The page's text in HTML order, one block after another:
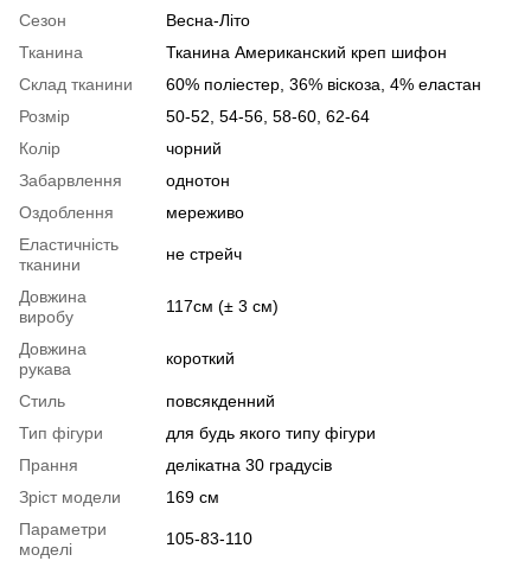
Сезон
Весна-Літо
Тканина
Тканина Американский креп шифон
Склад тканини
60% поліестер, 36% віскоза, 4% еластан
Розмір
50-52, 54-56, 58-60, 62-64
Колір
чорний
Забарвлення
однотон
Оздоблення
мереживо
Еластичність
тканини
не стрейч
Довжина
виробу
117см (± 3 см)
Довжина
рукава
короткий
Стиль
повсякденний
Тип фігури
для будь якого типу фігури
Прання
делікатна 30 градусів
Зріст модели
169 см
Параметри
моделі
105-83-110